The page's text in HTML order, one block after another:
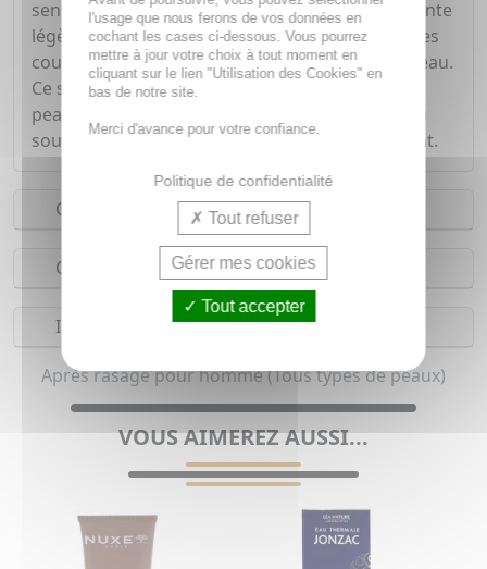
sensation de sécheresse. Cette lotion adoucissante
légère favorise la cicatrisation des entailles et des
coupures mineures. Convient à tous types de peau.
Ce savon doit être utilisé matin et soir pour une
peau plus saine. Sa mousse douce laisse la peau
souple, nettoie en douceur et se rince facilement.
Conseils d'utilisation
Composition
Indications
Après rasage pour homme (Tous types de peaux)
VOUS AIMEREZ AUSSI...
l'usage que nous ferons de vos données en
cochant les cases ci-dessous. Vous pourrez
mettre à jour votre choix à tout moment en
cliquant sur le lien "Utilisation des Cookies" en
bas de notre site.
Merci d'avance pour votre confiance.
Politique de confidentialité
Tout refuser
Gérer mes cookies
Tout accepter